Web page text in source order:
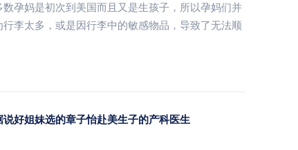
孕妈是初次到美国而且又是生孩子，所以孕妈们并
李太多，或是因行李中的敏感物品，导致了无法顺
好姐妹选的章子怡赴美生子的产科医生